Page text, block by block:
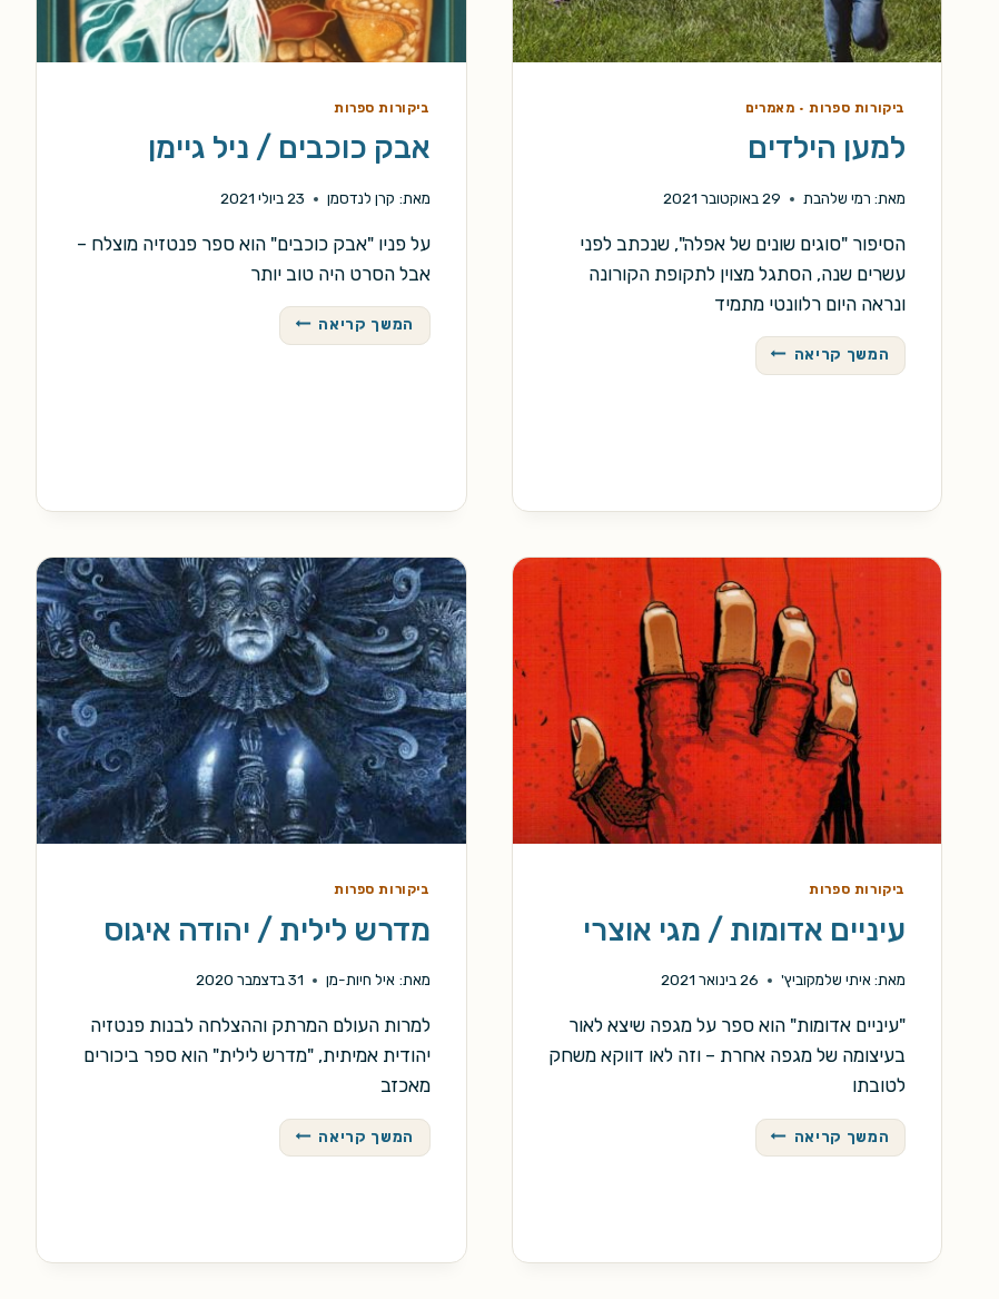
ביקורות ספרות· מאמרים
למען הילדים
מאת: רמי שלהבת 29 באוקטובר 2021
הסיפור "סוגים שונים של אפלה", שנכתב לפני
עשרים שנה, הסתגל מצוין לתקופת הקורונה
ונראה היום רלוונטי מתמיד
המשך קריאה למען
הילדים
ביקורות ספרות
אבק כוכבים / ניל גיימן
מאת: קרן לנדסמן 23 ביולי 2021
על פניו "אבק כוכבים" הוא ספר פנטזיה מוצלח –
אבל הסרט היה טוב יותר
המשך קריאהאבק
כוכבים
ביקורות ספרות
עיניים אדומות / מגי אוצרי
מאת:איתי שלמקוביץ' 26 בינואר 2021
"עיניים אדומות" הוא ספר על מגפה שיצא לאור
בעיצומה של מגפה אחרת – וזה לאו דווקא משחק
לטובתו
המשך קריאה עיניים
אדומות
ביקורות ספרות
מדרש לילית / יהודה איגוס
מאת: איל חיות-מן 31 בדצמבר 2020
למרות העולם המרתק וההצלחה לבנות פנטזיה
יהודית אמיתית, "מדרש לילית" הוא ספר ביכורים
מאכזב
המשך קריאהמדרש
לילית